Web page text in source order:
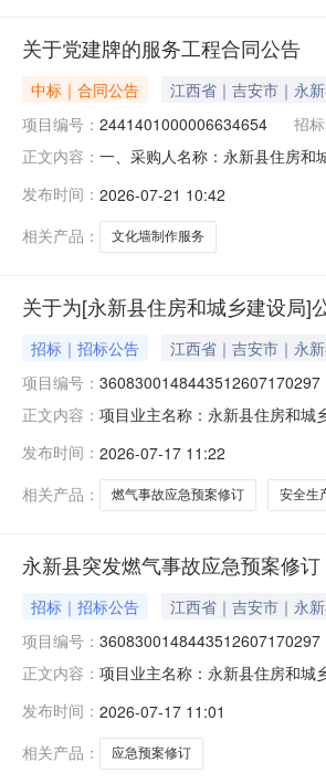
关于党建牌的服务工程合同公告
中标｜合同公告 江西省｜吉安市｜永
项目编号： 2441401000006634654 招
正文内容： 一、采购人名称：永新县住房和
墙制度制作服务项
发布时间： 2026-07-21 10:42
相关产品：
文化墙制作服务
关于为[永新县住房和城乡建设局]
招标｜招标公告 江西省｜吉安市｜永
项目编号： 3608300148443512607170297
正文内容： 项目业主名称：永新县住房和城
案修订洽谈时间：3（个工作日
有限公司,江西源安安全咨询服务
发布时间： 2026-07-17 11:22
相关产品：
燃气事故应急预案修订 安全生
永新县突发燃气事故应急预案修订
招标｜招标公告 江西省｜吉安市｜永
项目编号： 3608300148443512607170297
正文内容： 项目业主名称：永新县住房和城
谈时间：3（个工作日）签订合
邀
发布时间： 2026-07-17 11:01
相关产品：
应急预案修订